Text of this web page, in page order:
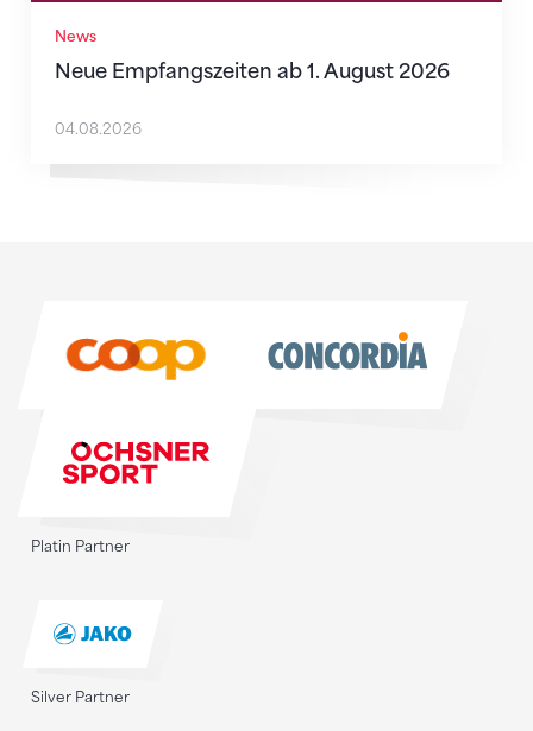
News
Neue Empfangszeiten ab 1. August 2026
04.08.2026
Platin Partner
Silver Partner